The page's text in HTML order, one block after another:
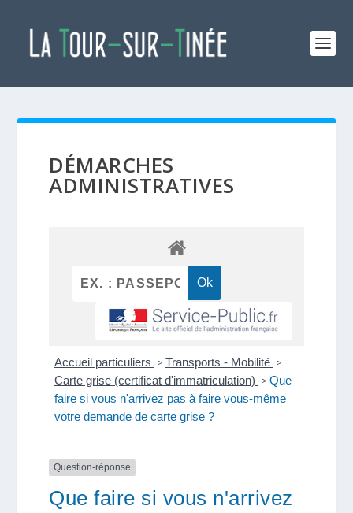
DÉMARCHES
ADMINISTRATIVES
Accueil particuliers > Transports - Mobilité >
Carte grise (certificat d'immatriculation) > Que
faire si vous n'arrivez pas à faire vous-même
votre demande de carte grise ?
Question-réponse
Que faire si vous n'arrivez